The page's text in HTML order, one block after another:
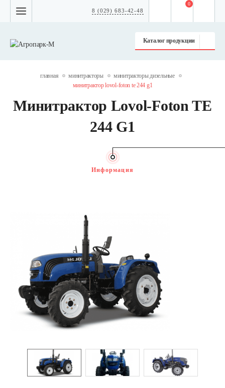
8 (029) 683-42-48
Каталог продукции
0
главная минитракторы
минитракторы дизельные
минитрактор lovol-foton te 244 g1
Минитрактор Lovol-Foton TE
244 G1
Информация